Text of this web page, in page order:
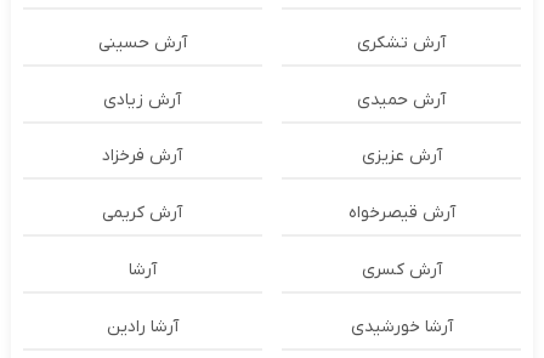
آرش تشکری آرش حسینی
آرش حمیدی آرش زیادی
آرش عزیزی آرش فرخزاد
آرش قیصرخواه آرش کریمی
آرش کسری آرشا
آرشا خورشیدی آرشا رادین